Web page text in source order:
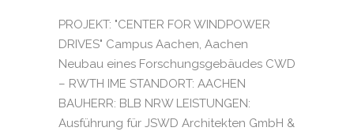
PROJEKT: "CENTER FOR WINDPOWER
DRIVES" Campus Aachen, Aachen
Neubau eines Forschungsgebäudes CWD
– RWTH IME STANDORT: AACHEN
BAUHERR: BLB NRW LEISTUNGEN:
Ausführung für JSWD Architekten GmbH &